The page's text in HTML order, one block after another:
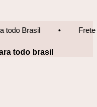
• Frete grátis
todo brasil